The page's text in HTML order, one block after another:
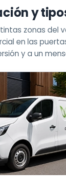
y
zonas del
en las
y a un